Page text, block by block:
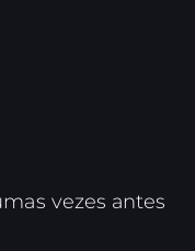
vezes antes